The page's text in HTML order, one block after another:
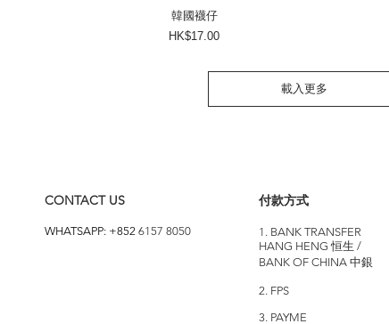
韓國襪仔
價格
HK$17.00
載入更多
CONTACT US
WHATSAPP: +852 6157 8050
付款方式
1. BANK TRANSFER
HANG HENG 恒生 /
BANK OF CHINA 中銀
2. FPS
3. PAYME